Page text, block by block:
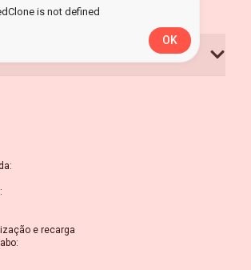
:
:
e recarga
:
is not defined
OK